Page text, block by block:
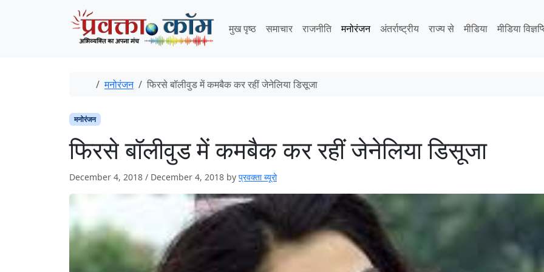
मुख पृष्ठ
समाचार राजनीति मनोरंजन अंतर्राष्ट्रीय राज्य से मीडिया मीडिया
Home
मनोरंजन फिरसे बॉलीवुड में कमबैक कर रहीं जेनेलिया डिसूजा
मनोरंजन
फिरसे बॉलीवुड में कमबैक कर रहीं जेनेलिया डिसूजा
December 4, 2018 / December 4, 2018 by प्रवक्ता ब्यूरो